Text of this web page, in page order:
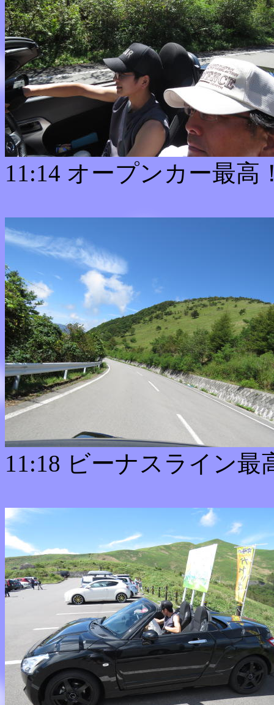
11:14 オープンカー最高
11:18 ビーナスライン最